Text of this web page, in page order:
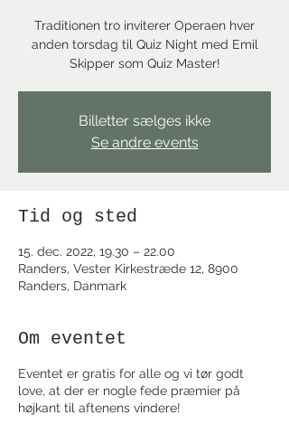
Traditionen tro inviterer Operaen hver
anden torsdag til Quiz Night med Emil
Skipper som Quiz Master!
Billetter sælges ikke
Se andre events
Tid og sted
15. dec. 2022, 19.30 – 22.00
Randers, Vester Kirkestræde 12, 8900
Randers, Danmark
Om eventet
Eventet er gratis for alle og vi tør godt
love, at der er nogle fede præmier på
højkant til aftenens vindere!